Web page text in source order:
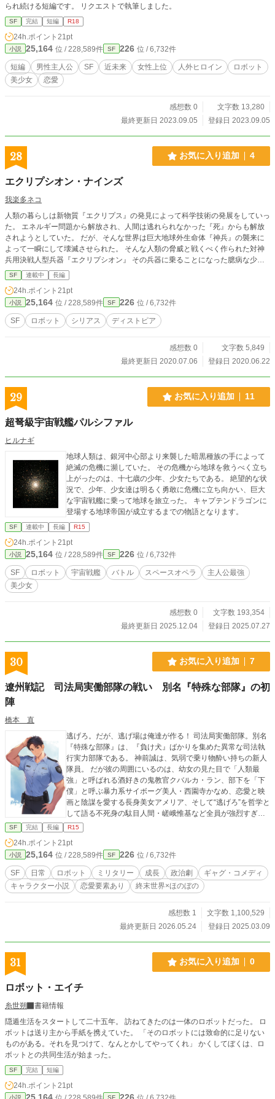
られ続ける短編です。 リクエストで執筆しました。
SF 完結 短編 R18
24h.ポイント 21pt
小説 25,164 位 / 228,589件 SF 226 位 / 6,732件
短編 男性主人公 SF 近未来 女性上位 人外ヒロイン
ロボット
美少女
恋愛
感想数 0
文字数 13,280
最終更新日 2023.09.05
登録日 2023.09.05
28 お気に入り追加 4
エクリプシオン・ナインズ
我楽多ネコ
人類の暮らしは新物質『エクリプス』の発見によって科学技術の発展をしていっ
た。 エネルギー問題から解放され、人間は逃れられなかった『死』からも解放
されようとしていた。 だが、そんな世界は巨大地球外生命体『神兵』の襲来に
よって一瞬にして壊滅させられた。 そんな人類の脅威と戦くべく作られた対神
兵用決戦人型兵器『エクリプシオン』 その兵器に乗ることになった臆病な少
女 ユイ 戦いのために生まれてきた少年 ザックスとの出会いが物語を加速さ
せていく。 少年少女たちが戦う先にあるのは希望か絶望か
SF 連載中 長編
24h.ポイント 21pt
小説 25,164 位 / 228,589件 SF 226 位 / 6,732件
SF ロボット シリアス ディストピア
感想数 0
文字数 5,849
最終更新日 2020.07.06
登録日 2020.06.22
29 お気に入り追加 11
超弩級宇宙戦艦パルシファル
ヒルナギ
地球人類は、銀河中心部より来襲した暗黒種族の手によって
絶滅の危機に瀕していた。 その危機から地球を救うべく立ち
上がったのは、十七歳の少年、少女たちである。 絶望的な状
況で、少年、少女達は明るく勇敢に危機に立ち向かい、巨大
な宇宙戦艦に乗って地球を旅立った。 キャプテンドラゴンに
登場する地球帝国が成立するまでの物語となります。
SF 連載中 長編 R15
24h.ポイント 21pt
小説 25,164 位 / 228,589件 SF 226 位 / 6,732件
SF ロボット 宇宙戦艦 バトル スペースオペラ
主人公最強
美少女
感想数 0
文字数 193,354
最終更新日 2025.12.04
登録日 2025.07.27
30 お気に入り追加 7
遼州戦記 司法局実働部隊の戦い 別名『特殊な部隊』の初
陣
橋本 直
逃げろ。だが、逃げ場は俺達が作る！ 司法局実働部隊。別名
『特殊な部隊』は、『負け犬』ばかりを集めた異常な司法執
行実力部隊である。 神前誠は、気弱で乗り物酔い持ちの新人
隊員。 だが彼の周囲にいるのは、幼女の見た目で「人類最
強」と呼ばれる酒好きの鬼教官クバルカ・ラン、部下を「下
僕」と呼ぶ暴力系サイボーグ美人・西園寺かなめ、恋愛と映
画と陰謀を愛する長身美女アメリア、そして“逃げろ”を哲学と
して語る不死身の駄目人間・嵯峨惟基など全員が強烈すぎる
連中ばかり。 配属直後から濃いキャラに圧倒される誠。 舞台
となる遼州圏は、地球文明と異星文明が衝突した果てに成立
した巨大文明圏。法術、機動兵器シュツルム・パンツァー、
不死人、超国家組織、地球圏の超富裕層、崩壊寸前の帝国思
想……1980年代日本の空気感を残した東和共和国を中心に、
無数の国家と思想がぶつかり合う。 主人公は戦うが、その目
的は「勝利」ではなく「敗北」に耐えて生きるため。 英雄に
る最強の法術師『廃帝ハド』に対し、『特殊な部隊』は「誰
酒、恋愛、哲学……その全部をぶち込んで、それでも最後に
は「この連中と生きていたい」と思わせる、新時代の泥臭い
SF 完結 長編 R15
24h.ポイント 21pt
小説 25,164 位 / 228,589件 SF 226 位 / 6,732件
SF 日常 ロボット ミリタリー 成長 政治劇
ギャグ・コメディ
キャラクター小説
恋愛要素あり 終末世界×ほのぼの
感想数 1
文字数 1,100,529
最終更新日 2026.05.24
登録日 2025.03.09
31 お気に入り追加 0
ロボット・エイチ
糸世朔
書籍情報
隠遁生活をスタートして二十五年。 訪ねてきたのは一体のロボットだった。 ロ
ボットは送り主から手紙を携えていた。 「そのロボットには致命的に足りない
ものがある。それを見つけて、なんとかしてやってくれ」 かくしてぼくは、ロ
ボットとの共同生活が始まった。
SF 完結 短編
24h.ポイント 21pt
小説 SF